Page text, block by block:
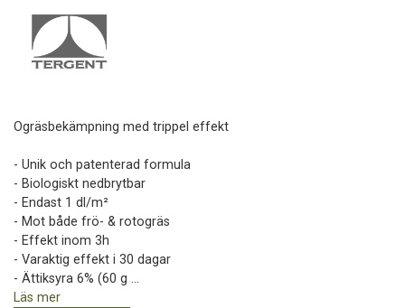
Ogräsbekämpning med trippel effekt
- Unik och patenterad formula
- Biologiskt nedbrytbar
- Endast 1 dl/m²
- Mot både frö- & rotogräs
- Effekt inom 3h
- Varaktig effekt i 30 dagar
- Ättiksyra 6% (60 g ...
Läs mer